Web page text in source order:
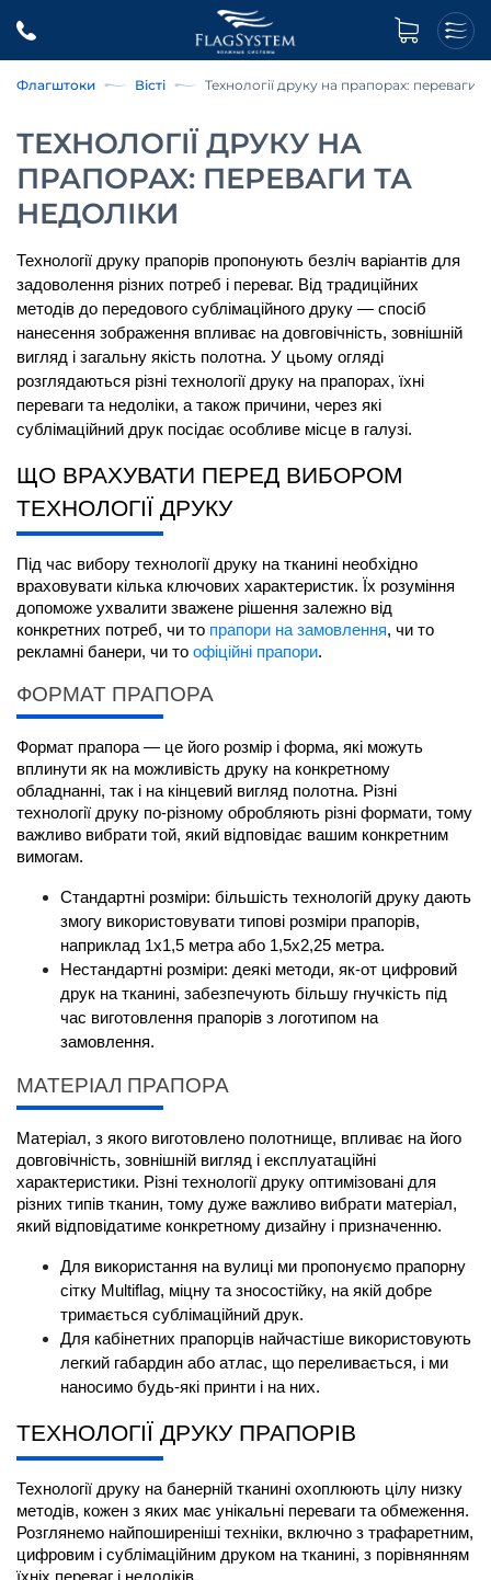
Флагштоки Вісті Технології друку на прапорах: переваги
ТЕХНОЛОГІЇ ДРУКУ НА
ПРАПОРАХ: ПЕРЕВАГИ ТА
НЕДОЛІКИ
Технології друку прапорів пропонують безліч варіантів для
задоволення різних потреб і переваг. Від традиційних
методів до передового сублімаційного друку — спосіб
нанесення зображення впливає на довговічність, зовнішній
вигляд і загальну якість полотна. У цьому огляді
розглядаються різні технології друку на прапорах, їхні
переваги та недоліки, а також причини, через які
сублімаційний друк посідає особливе місце в галузі.
ЩО ВРАХУВАТИ ПЕРЕД ВИБОРОМ
ТЕХНОЛОГІЇ ДРУКУ
Під час вибору технології друку на тканині необхідно
враховувати кілька ключових характеристик. Їх розуміння
допоможе ухвалити зважене рішення залежно від
конкретних потреб, чи то прапори на замовлення, чи то
рекламні банери, чи то офіційні прапори.
ФОРМАТ ПРАПОРА
Формат прапора — це його розмір і форма, які можуть
вплинути як на можливість друку на конкретному
обладнанні, так і на кінцевий вигляд полотна. Різні
технології друку по-різному обробляють різні формати, тому
важливо вибрати той, який відповідає вашим конкретним
вимогам.
Стандартні розміри: більшість технологій друку дають
змогу використовувати типові розміри прапорів,
наприклад 1x1,5 метра або 1,5x2,25 метра.
Нестандартні розміри: деякі методи, як-от цифровий
друк на тканині, забезпечують більшу гнучкість під
час виготовлення прапорів з логотипом на
замовлення.
МАТЕРІАЛ ПРАПОРА
Матеріал, з якого виготовлено полотнище, впливає на його
довговічність, зовнішній вигляд і експлуатаційні
характеристики. Різні технології друку оптимізовані для
різних типів тканин, тому дуже важливо вибрати матеріал,
який відповідатиме конкретному дизайну і призначенню.
Для використання на вулиці ми пропонуємо прапорну
сітку Multiflag, міцну та зносостійку, на якій добре
тримається сублімаційний друк.
Для кабінетних прапорців найчастіше використовують
легкий габардин або атлас, що переливається, і ми
наносимо будь-які принти і на них.
ТЕХНОЛОГІЇ ДРУКУ ПРАПОРІВ
Технології друку на банерній тканині охоплюють цілу низку
методів, кожен з яких має унікальні переваги та обмеження.
Розглянемо найпоширеніші техніки, включно з трафаретним,
цифровим і сублімаційним друком на тканині, з порівнянням